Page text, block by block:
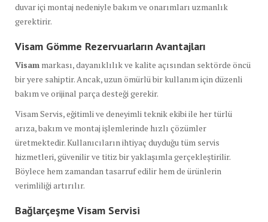
duvar içi montaj nedeniyle bakım ve onarımları uzmanlık
gerektirir.
Visam Gömme Rezervuarların Avantajları
Visam markası, dayanıklılık ve kalite açısından sektörde öncü
bir yere sahiptir. Ancak, uzun ömürlü bir kullanım için düzenli
bakım ve orijinal parça desteği gerekir.
Visam Servis, eğitimli ve deneyimli teknik ekibi ile her türlü
arıza, bakım ve montaj işlemlerinde hızlı çözümler
üretmektedir. Kullanıcıların ihtiyaç duyduğu tüm servis
hizmetleri, güvenilir ve titiz bir yaklaşımla gerçekleştirilir.
Böylece hem zamandan tasarruf edilir hem de ürünlerin
verimliliği artırılır.
Bağlarçeşme Visam Servisi